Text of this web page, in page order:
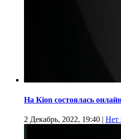
На Kion cостоялась
2 Декабрь, 2022, 19:40 | Нет